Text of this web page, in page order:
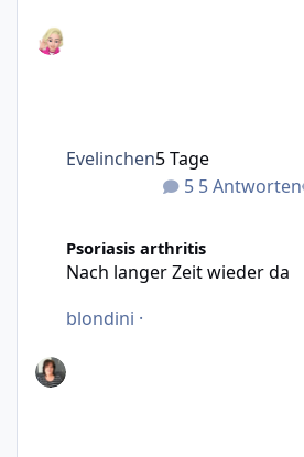
5 Antworten
Evelinchen5 Tage
Psoriasis arthritis
Nach langer Zeit wieder da
blondini ·